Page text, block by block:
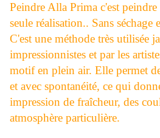
Peindre Alla Prima c'est
seule réalisation.. Sans séchage
C'est une méthode très utilisée
impressionnistes et par les
motif en plein air. Elle permet
et avec spontanéité, ce qui
impression de fraîcheur, des
atmosphère particulière.